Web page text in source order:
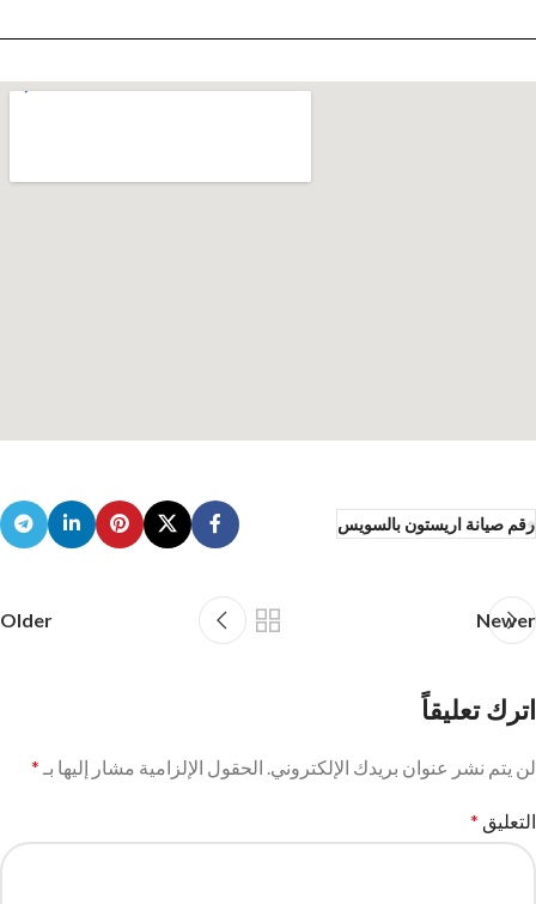
رقم صيانة اريستون بالسويس
Newer
Older
اترك تعليقاً
لن يتم نشر عنوان بريدك الإلكتروني. الحقول الإلزامية مشار إليها بـ *
التعليق *